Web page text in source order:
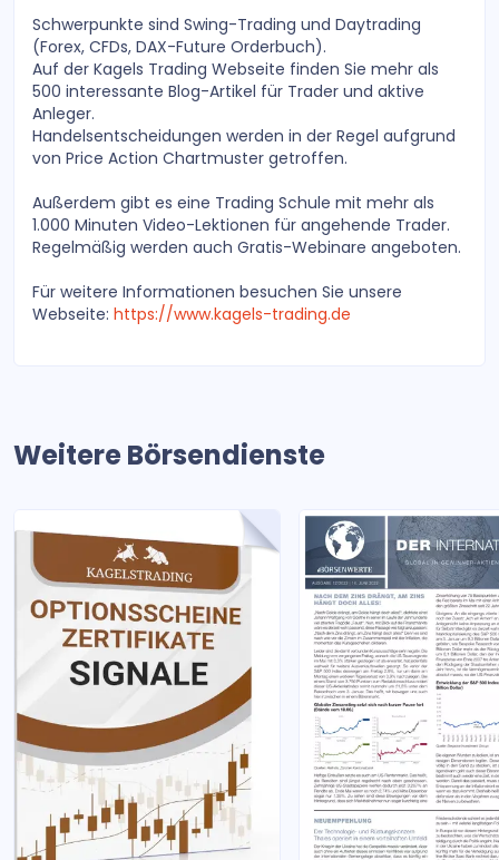
Schwerpunkte sind Swing-Trading und Daytrading
(Forex, CFDs, DAX-Future Orderbuch).
Auf der Kagels Trading Webseite finden Sie mehr als
500 interessante Blog-Artikel für Trader und aktive
Anleger.
Handelsentscheidungen werden in der Regel aufgrund
von Price Action Chartmuster getroffen.
Außerdem gibt es eine Trading Schule mit mehr als
1.000 Minuten Video-Lektionen für angehende Trader.
Regelmäßig werden auch Gratis-Webinare angeboten.
Für weitere Informationen besuchen Sie unsere
Webseite: https://www.kagels-trading.de
Weitere Börsendienste